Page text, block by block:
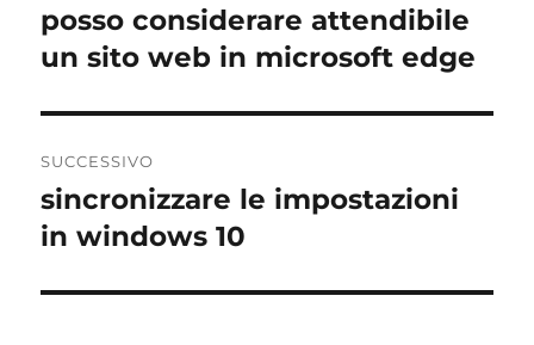
precedente:
posso considerare attendibile
un sito web in microsoft edge
SUCCESSIVO
Articolo
successivo:
sincronizzare le impostazioni
in windows 10